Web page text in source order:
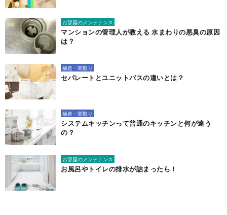
お部屋のメンテナンス
マンションの管理人が教える 水まわりの悪臭の原因
は？
構造・間取り
セパレートとユニットバスの違いとは？
構造・間取り
システムキッチンって普通のキッチンと何が違う
の？
お部屋のメンテナンス
お風呂やトイレの排水が詰まったら！